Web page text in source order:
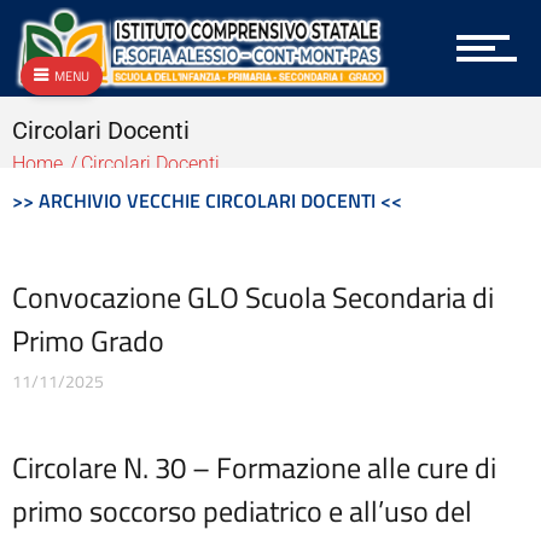
Archivio Circolari Genitori
Archivio NEWS Vecchio
Archivio P.T.O.F.
Archivio vecchie Graduatorie
Archivio vecchio PON
Area docenti
Aree Tematiche
Atti generali
Bandi di gara e contratti
Burocrazia zero
Codice disciplinare
Contatti
Contrattazione collettiva
Contrattazione integrativa
Circolari Docenti
Home Circolari Docenti
>> ARCHIVIO VECCHIE CIRCOLARI DOCENTI <<
Convocazione GLO Scuola Secondaria di
Primo Grado
11/11/2025
Circolare N. 30 – Formazione alle cure di
primo soccorso pediatrico e all’uso del
MENU